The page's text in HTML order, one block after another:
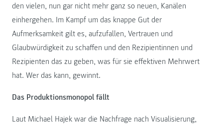
den vielen, nun gar nicht mehr ganz so neuen, Kanälen
einhergehen. Im Kampf um das knappe Gut der
Aufmerksamkeit gilt es, aufzufallen, Vertrauen und
Glaubwürdigkeit zu schaffen und den Rezipientinnen und
Rezipienten das zu geben, was für sie effektiven Mehrwert
hat. Wer das kann, gewinnt.
Das Produktionsmonopol fällt
Laut Michael Hajek war die Nachfrage nach Visualisierung,